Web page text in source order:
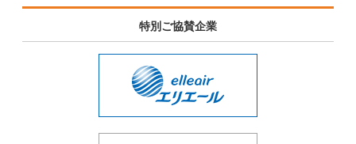
特別ご協賛企業